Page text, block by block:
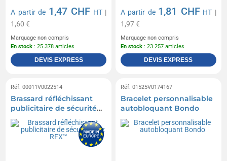
A partir de 1,47 CHF HT|
1,60 €
Marquage non compris
En stock : 25 378 articles
DEVIS EXPRESS
A partir de 1,81 CHF HT |
1,97 €
Marquage non compris
En stock : 23 257 articles
DEVIS EXPRESS
Réf. 00011V0022514
Brassard réfléchissant
publicitaire de sécurité
Hitz RFX™
Réf. 01525V0174167
Bracelet personnalisable
autobloquant Bondo